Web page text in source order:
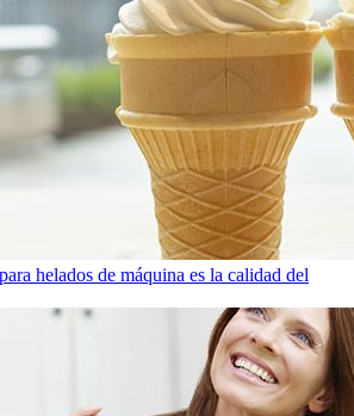
helados de máquina es la calidad del